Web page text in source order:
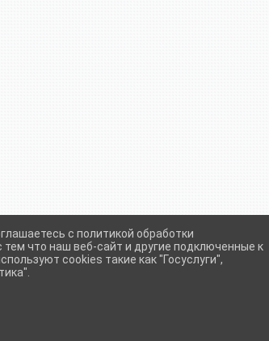
Крыловского сельского
с политикой обработки
что наш веб-сайт и другие подключенные к
cookies такие как "Госуслуги",